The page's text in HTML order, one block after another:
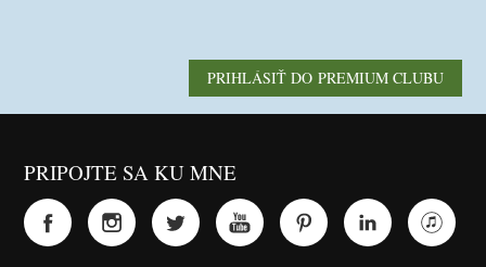
PRIHLÁSIŤ DO PREMIUM CLUBU
PRIPOJTE SA KU MNE